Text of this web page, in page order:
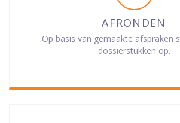
AFRONDEN
Op basis van gemaakte afspraken
dossierstukken op.